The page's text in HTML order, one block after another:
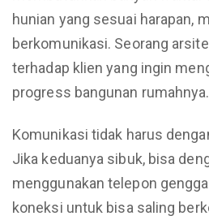
hunian yang sesuai harapan,
berkomunikasi. Seorang
terhadap klien yang ingin
progress bangunan rumahnya.
Komunikasi tidak harus
Jika keduanya sibuk, bisa
menggunakan telepon
koneksi untuk bisa saling